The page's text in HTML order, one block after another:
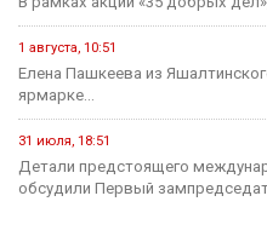
1 августа, 10:51
Елена Пашкеева из
ярмарке...
31 июля, 18:51
Детали предстоящего
обсудили Первый